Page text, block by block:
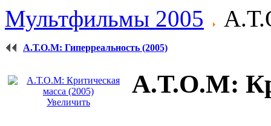
Мультфильмы 2005
А.Т.О.М: Гиперреальность (2005)
Увеличить
А.Т.О.М: